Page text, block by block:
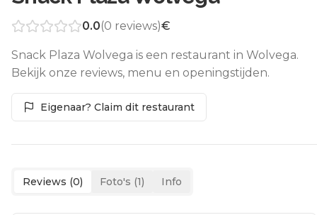
0.0(0 reviews)€
Snack Plaza Wolvega is een restaurant in Wolvega.
Bekijk onze reviews, menu en openingstijden.
Eigenaar? Claim dit restaurant
Reviews (0) Foto's (1) Info